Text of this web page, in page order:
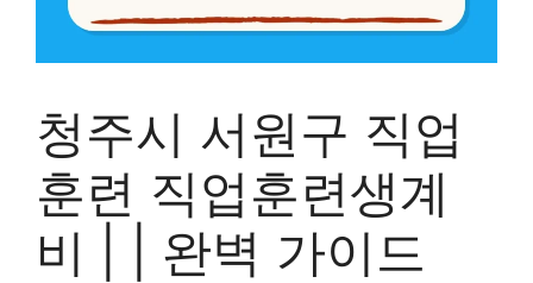
청주시 서원구 직업
훈련 직업훈련생계
비 | | 완벽 가이드